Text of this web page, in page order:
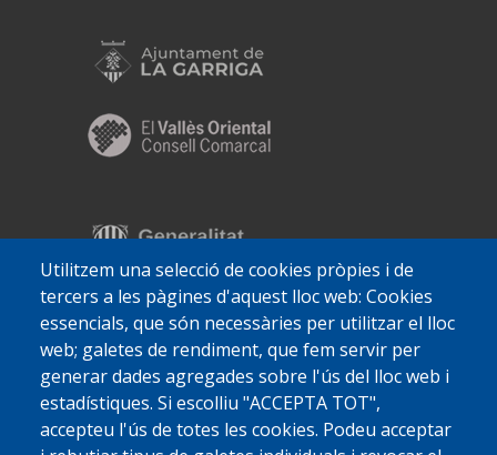
Utilitzem una selecció de cookies pròpies i de
tercers a les pàgines d'aquest lloc web: Cookies
essencials, que són necessàries per utilitzar el lloc
web; galetes de rendiment, que fem servir per
generar dades agregades sobre l'ús del lloc web i
estadístiques. Si escolliu "ACCEPTA TOT",
accepteu l'ús de totes les cookies. Podeu acceptar